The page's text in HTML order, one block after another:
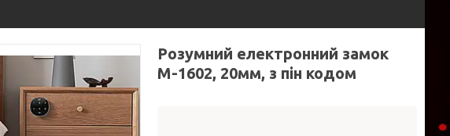
Розумний електронний замок
М-1602, 20мм, з пін кодом